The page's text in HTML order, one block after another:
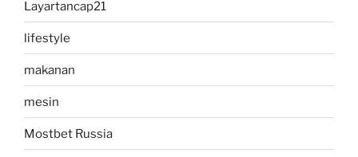
Layartancap21
lifestyle
makanan
mesin
Mostbet Russia